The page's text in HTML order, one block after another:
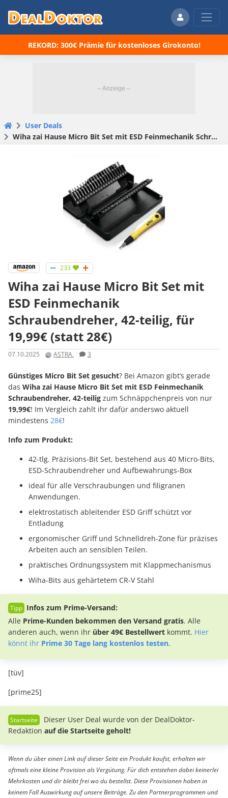
REKORD: 300€ Prämie für kostenloses Girokonto!
User Deals
Wiha zai Hause Micro Bit Set mit ESD Feinmechanik Schraubendreher, 42-teilig, für 19,99€ (statt 28€)
233
Wiha zai Hause Micro Bit Set mit
ESD Feinmechanik
Schraubendreher, 42-teilig, für
19,99€ (statt 28€)
07.10.2025 ASTRA. 3
Günstiges Micro Bit Set gesucht? Bei Amazon gibt’s gerade
das Wiha zai Hause Micro Bit Set mit ESD Feinmechanik
Schraubendreher, 42-teilig zum Schnäppchenpreis von nur
19,99€! Im Vergleich zahlt ihr dafür anderswo aktuell
mindestens 28€!
Info zum Produkt:
42-tlg. Präzisions-Bit Set, bestehend aus 40 Micro-Bits,
ESD-Schraubendreher und Aufbewahrungs-Box
ideal für alle Verschraubungen und filigranen
Anwendungen.
elektrostatisch ableitender ESD Griff schützt vor
Entladung
ergonomischer Griff und Schnelldreh-Zone für präzises
Arbeiten auch an sensiblen Teilen.
praktisches Ordnungssystem mit Klappmechanismus
Wiha-Bits aus gehärtetem CR-V Stahl
Infos zum Prime-Versand:
Alle Prime-Kunden bekommen den Versand gratis. Alle
anderen auch, wenn ihr über 49€ Bestellwert kommt. Hier
könnt ihr Prime 30 Tage lang kostenlos testen.
[tüv]
[prime25]
Dieser User Deal wurde von der DealDoktor-
Redaktion auf die Startseite geholt!
Wenn du über einen Link auf dieser Seite ein Produkt kaufst, erhalten wir
oftmals eine kleine Provision als Vergütung. Für dich entstehen dabei keinerlei
Mehrkosten und dir bleibt frei wo du bestellst. Diese Provisionen haben in
keinem Fall Auswirkung auf unsere Beiträge. Zu den Partnerprogrammen und